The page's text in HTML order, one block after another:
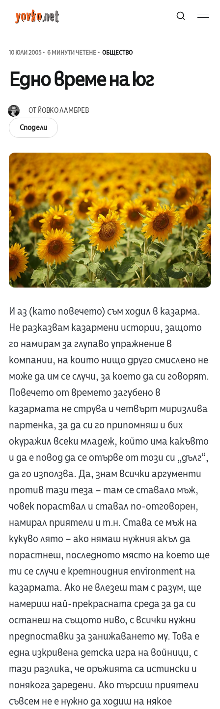
10 ЮЛИ 2005 6 МИНУТИ ЧЕТЕНЕ ОБЩЕСТВО
Едно време на юг
ОТЙОВКО ЛАМБРЕВ
Сподели
И аз (като повечето) съм ходил в казарма.
Не разказвам казармени истории, защото
го намирам за глупаво упражнение в
компании, на които нищо друго смислено не
може да им се случи, за което да си говорят.
Повечето от времето загубено в
казармата не струва и четвърт миризлива
партенка, за да си го припомняш и бих
окуражил всеки младеж, който има какъвто
и да е повод да се отърве от този си „дълг“,
да го използва. Да, знам всички аргументи
против тази теза – там се ставало мъж,
човек пораствал и ставал по-отговорен,
намирал приятели и т.н. Става се мъж на
кукуво лято – ако нямаш нужния акъл да
порастнеш, последното място на което ще
ти се случи е кретноидния environment на
казармата. Ако не влезеш там с разум, ще
намериш най-прекрасната среда за да си
останеш на същото ниво, с всички нужни
предпоставки за занижаването му. Това е
една изкривена детска игра на войници, с
тази разлика, че оръжията са истински и
понякога заредени. Ако търсиш приятели
съвсем не е нужно да ходиш на някое